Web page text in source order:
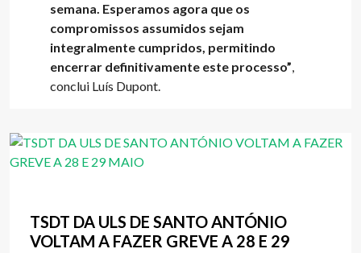
semana. Esperamos agora que os
compromissos assumidos sejam
integralmente cumpridos, permitindo
encerrar definitivamente este processo”,
conclui Luís Dupont.
TSDT DA ULS DE SANTO ANTÓNIO
VOLTAM A FAZER GREVE A 28 E 29